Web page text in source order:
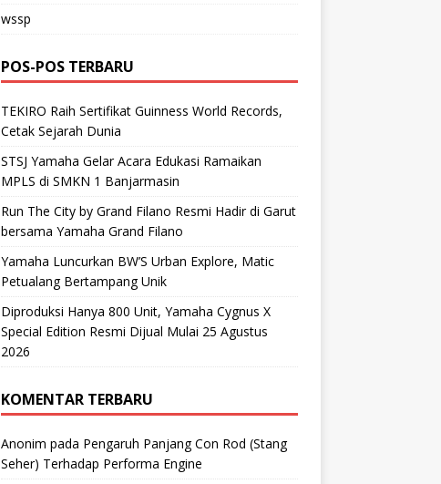
wssp
POS-POS TERBARU
TEKIRO Raih Sertifikat Guinness World Records,
Cetak Sejarah Dunia
STSJ Yamaha Gelar Acara Edukasi Ramaikan
MPLS di SMKN 1 Banjarmasin
Run The City by Grand Filano Resmi Hadir di Garut
bersama Yamaha Grand Filano
Yamaha Luncurkan BW’S Urban Explore, Matic
Petualang Bertampang Unik
Diproduksi Hanya 800 Unit, Yamaha Cygnus X
Special Edition Resmi Dijual Mulai 25 Agustus
2026
KOMENTAR TERBARU
Anonim pada Pengaruh Panjang Con Rod (Stang
Seher) Terhadap Performa Engine